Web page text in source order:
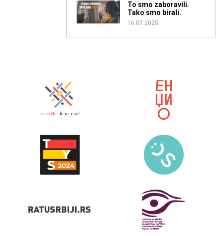
To smo zaboravili.
Tako smo birali.
16.07.2025